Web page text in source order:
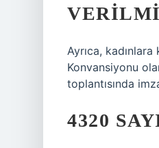
Ayrıca,
Konvansiyonu
toplantısında
4320